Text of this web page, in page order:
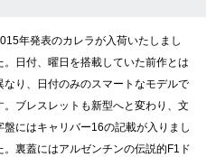
公式ブログ
年発表のカレラが入荷いたしまし
。日付、曜日を搭載していた前作とは
なり、日付のみのスマートなモデルで
。ブレスレットも新型へと変わり、文
盤にはキャリバー16の記載が入りまし
。裏蓋にはアルゼンチンの伝説的F1ド